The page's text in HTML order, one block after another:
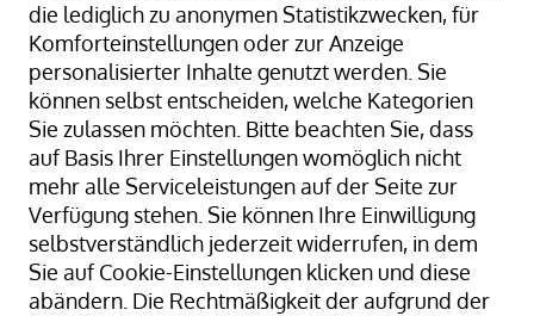
die lediglich zu anonymen Statistikzwecken, für
Komforteinstellungen oder zur Anzeige
personalisierter Inhalte genutzt werden. Sie
können selbst entscheiden, welche Kategorien
Sie zulassen möchten. Bitte beachten Sie, dass
auf Basis Ihrer Einstellungen womöglich nicht
mehr alle Serviceleistungen auf der Seite zur
Verfügung stehen. Sie können Ihre Einwilligung
selbstverständlich jederzeit widerrufen, in dem
Sie auf Cookie-Einstellungen klicken und diese
abändern. Die Rechtmäßigkeit der aufgrund der
Home Schrumpfgeräte Ripack Ersatzteile
Ripack Ersatzteile
Ripack Ersatzteile – Wo kann
man Ersatzteile für Ripack
Schrumpfpistolen online